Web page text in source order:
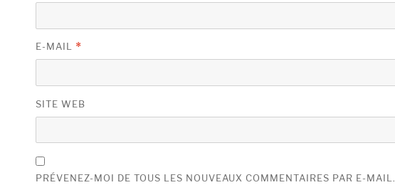
E-MAIL *
SITE WEB
PRÉVENEZ-MOI DE TOUS LES NOUVEAUX COMMENTAIRES PAR E-MAIL.